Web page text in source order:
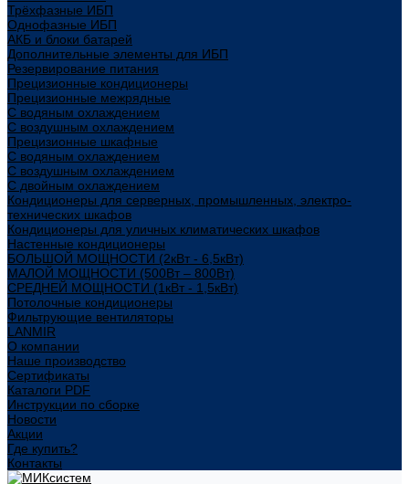
Трёхфазные ИБП
Однофазные ИБП
АКБ и блоки батарей
Дополнительные элементы для ИБП
Резервирование питания
Прецизионные кондиционеры
Прецизионные межрядные
С водяным охлаждением
С воздушным охлаждением
Прецизионные шкафные
С водяным охлаждением
С воздушным охлаждением
С двойным охлаждением
Кондиционеры для серверных, промышленных, электро-
технических шкафов
Кондиционеры для уличных климатических шкафов
Настенные кондиционеры
БОЛЬШОЙ МОЩНОСТИ (2кВт - 6,5кВт)
МАЛОЙ МОЩНОСТИ (500Вт – 800Вт)
СРЕДНЕЙ МОЩНОСТИ (1кВт - 1,5кВт)
Потолочные кондиционеры
Фильтрующие вентиляторы
LANMIR
О компании
Наше производство
Сертификаты
Каталоги PDF
Инструкции по сборке
Новости
Акции
Где купить?
Контакты